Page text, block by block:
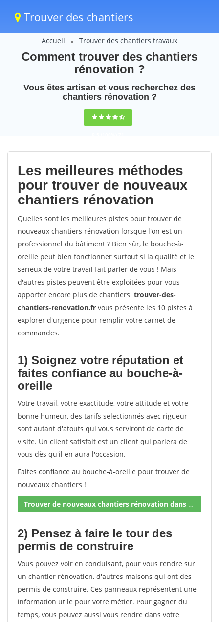
Trouver des chantiers
Accueil Trouver des chantiers travaux
Comment trouver des chantiers
rénovation ?
Vous êtes artisan et vous recherchez des
chantiers rénovation ?
9,5(100%)71
votes
Les meilleures méthodes
pour trouver de nouveaux
chantiers rénovation
Quelles sont les meilleures pistes pour trouver de
nouveaux chantiers rénovation lorsque l'on est un
professionnel du bâtiment ? Bien sûr, le bouche-à-
oreille peut bien fonctionner surtout si la qualité et le
sérieux de votre travail fait parler de vous ! Mais
d'autres pistes peuvent être exploitées pour vous
apporter encore plus de chantiers. trouver-des-
chantiers-renovation.fr vous présente les 10 pistes à
explorer d'urgence pour remplir votre carnet de
commandes.
1) Soignez votre réputation et
faites confiance au bouche-à-
oreille
Votre travail, votre exactitude, votre attitude et votre
bonne humeur, des tarifs sélectionnés avec rigueur
sont autant d'atouts qui vous serviront de carte de
visite. Un client satisfait est un client qui parlera de
vous dès qu'il en aura l'occasion.
Faites confiance au bouche-à-oreille pour trouver de
nouveaux chantiers !
Trouver de nouveaux chantiers rénovation dans votre secteur !
2) Pensez à faire le tour des
permis de construire
Vous pouvez voir en conduisant, pour vous rendre sur
un chantier rénovation, d'autres maisons qui ont des
permis de construire. Ces panneaux représentent une
information utile pour votre métier. Pour gagner du
temps, vous pouvez aussi vous rendre dans votre